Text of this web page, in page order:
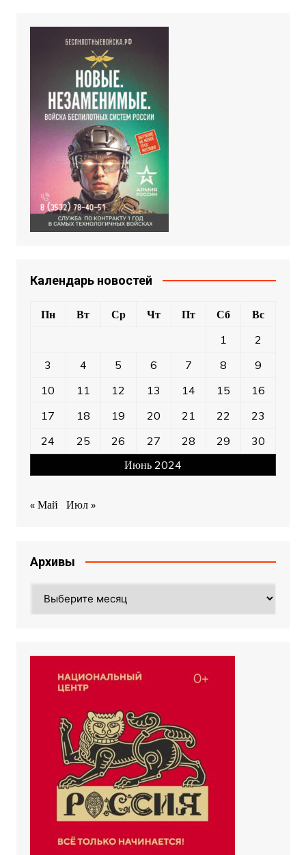
Календарь новостей
Июнь 2024
Пн Вт Ср Чт Пт Сб
Вс
1
2
3
4 5 6 7 8
9
10
11 12 13 14 15
16
17
18 19 20 21 22
23
24
25 26 27 28 29 30
« Май Июл »
Архивы